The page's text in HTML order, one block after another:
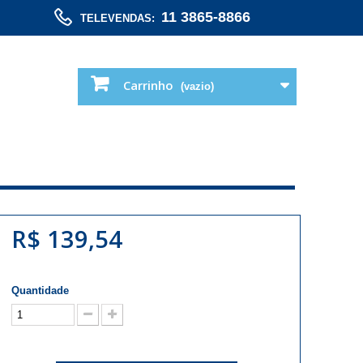
TELEVENDAS: 11 3865-8866
Carrinho (vazio)
R$ 139,54
Quantidade